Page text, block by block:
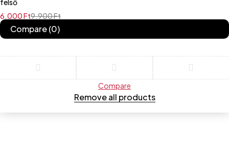
felső
9.900Ft
6.000Ft
Compare(0)
Compare
Remove all products